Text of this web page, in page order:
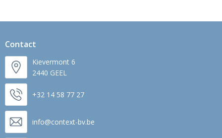
Contact
Kievermont 6
2440 GEEL
+32 14 58 77 27
info@context-bv.be